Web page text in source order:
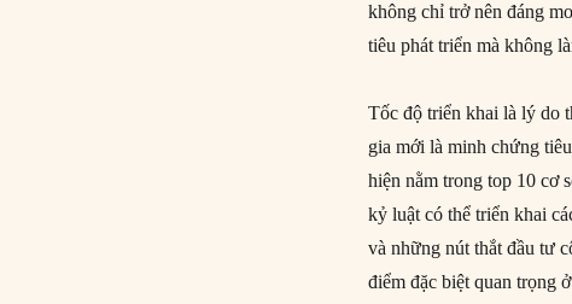
không chỉ trở nên đáng
tiêu phát triển mà không
Tốc độ triển khai là lý do
gia mới là minh chứng
hiện nằm trong top 10 cơ
kỷ luật có thể triển khai
và những nút thắt đầu tư
điểm đặc biệt quan trọng